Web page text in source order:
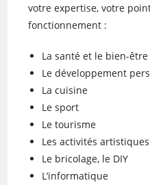
votre expertise, votre
fonctionnement :
La santé et le bien-être
Le développement
La cuisine
Le sport
Le tourisme
Les activités artistiques
Le bricolage, le DIY
L’informatique